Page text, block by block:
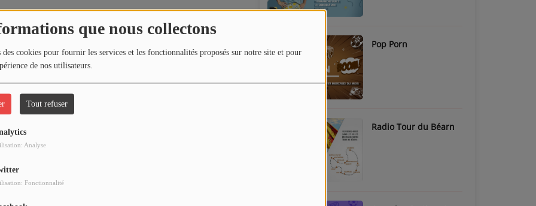
que nous collectons
cookies pour fournir les services et les fonctionnalités proposés sur notre site et pour
de nos utilisateurs.
Tout refuser
Analyse
Fonctionnalité
Pop Porn
Radio Tour du Béarn